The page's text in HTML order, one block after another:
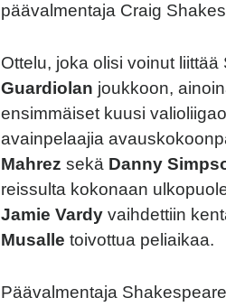
päävalmentaja Craig
Ottelu, joka olisi voinut
Guardiolan joukkoon,
ensimmäiset kuusi
avainpelaajia
Mahrez sekä Danny
reissulta kokonaan
Jamie Vardy vaihdettiin
Musalle toivottua peliaikaa.
Päävalmentaja